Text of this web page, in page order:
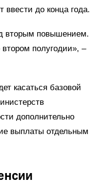
ввести до конца года.
вторым повышением.
втором полугодии», –
касаться базовой
дополнительно
выплаты отдельным